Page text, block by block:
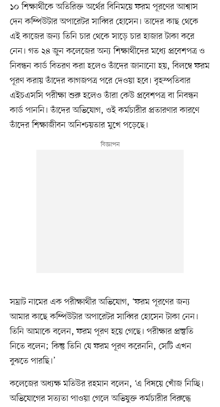
১০ শিক্ষার্থীকে অতিরিক্ত অর্থের বিনিময়ে ফরম পূরণের আশ্বাস
দেন কম্পিউটার অপারেটর সাব্বির হোসেন। তাদের কাছ থেকে
এই কাজের জন্য তিনি চার থেকে সাড়ে চার হাজার টাকা করে
নেন। গত ২৪ জুন কলেজের অন্য শিক্ষার্থীদের মধ্যে প্রবেশপত্র ও
নিবন্ধন কার্ড বিতরণ করা হলেও তাঁদের জানানো হয়, বিলম্বে ফরম
পূরণ করায় তাঁদের কাগজপত্র পরে দেওয়া হবে। বৃহস্পতিবার
এইচএসসি পরীক্ষা শুরু হলেও তাঁরা কেউ প্রবেশপত্র বা নিবন্ধন
কার্ড পাননি। তাঁদের অভিযোগ, ওই কর্মচারীর প্রতারণার কারণে
তাঁদের শিক্ষাজীবন অনিশ্চয়তার মুখে পড়েছে।
সম্রাট নামের এক পরীক্ষার্থীর অভিযোগ, ‘ফরম পূরণের জন্য
আমার কাছে কম্পিউটার অপারেটর সাব্বির হোসেন টাকা নেন।
তিনি আমাকে বলেন, ফরম পূরণ হয়ে গেছে। পরীক্ষার প্রস্তুতি
নিতে বলেন; কিন্তু তিনি যে ফরম পূরণ করেননি, সেটি এখন
বুঝতে পারছি।’
কলেজের অধ্যক্ষ মতিউর রহমান বলেন, ‘এ বিষয়ে খোঁজ নিচ্ছি।
অভিযোগের সত্যতা পাওয়া গেলে অভিযুক্ত কর্মচারীর বিরুদ্ধে